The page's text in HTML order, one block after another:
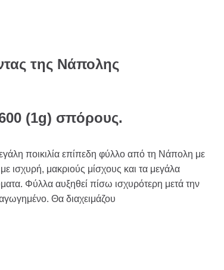
της Νάπολης
(1g) σπόρους.
ποικιλία επίπεδη φύλλο από τη Νάπολη με
ισχυρή, μακριούς μίσχους και τα μεγάλα
Φύλλα αυξηθεί πίσω ισχυρότερη μετά την
Θα διαχειμάζου